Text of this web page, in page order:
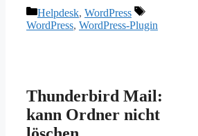
Kategorien
Helpdesk, WordPress
Schlagwörter
WordPress, WordPress-Plugin
Thunderbird Mail:
kann Ordner nicht